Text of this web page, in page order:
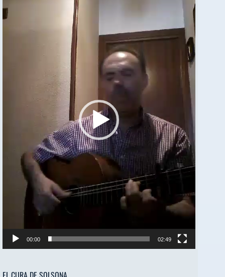
de
vídeo
00:00 02:49